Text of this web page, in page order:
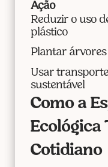
Ação
Reduzir o uso
plástico
Plantar árvores
Usar transporte
sustentável
Como a
Ecológica
Cotidiano